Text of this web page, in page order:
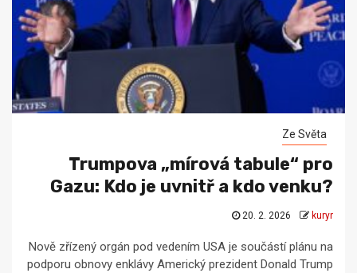
Ze Světa
Trumpova „mírová tabule“ pro
Gazu: Kdo je uvnitř a kdo venku?
20. 2. 2026 kuryr
Nově zřízený orgán pod vedením USA je součástí plánu na
podporu obnovy enklávy Americký prezident Donald Trump